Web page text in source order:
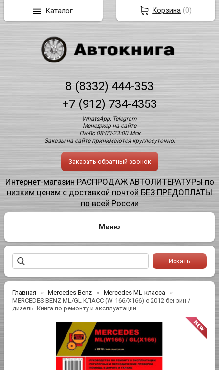
8 (8332) 444-353
+7 (912) 734-4353
WhatsApp, Telegram
Менеджер на сайте
Пн-Вс 08:00-23:00 Мск
Заказы на сайте принимаются круглосуточно!
Заказать обратный звонок
Интернет-магазин РАСПРОДАЖ АВТОЛИТЕРАТУРЫ по
низким ценам с доставкой почтой БЕЗ ПРЕДОПЛАТЫ
по всей России
Главная Mercedes Benz
Mercedes ML-класса
MERCEDES BENZ ML/GL КЛАСС (W-166/X166) с 2012 бензин /
дизель. Книга по ремонту и эксплуатации
Корзина (0)
Каталог